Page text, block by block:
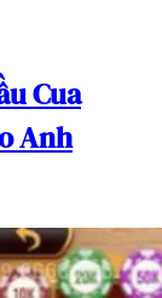
Cua
Anh